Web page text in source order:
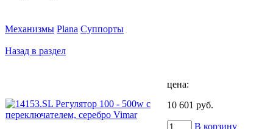
Механизмы Plana Суппорты
Назад в раздел
цена:
10 601 руб.
В корзину